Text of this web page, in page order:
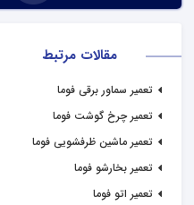
مقالات مرتبط
تعمیر سماور برقی فوما
تعمیر چرخ گوشت فوما
تعمیر ماشین ظرفشویی فوما
تعمیر بخارشو فوما
تعمیر اتو فوما